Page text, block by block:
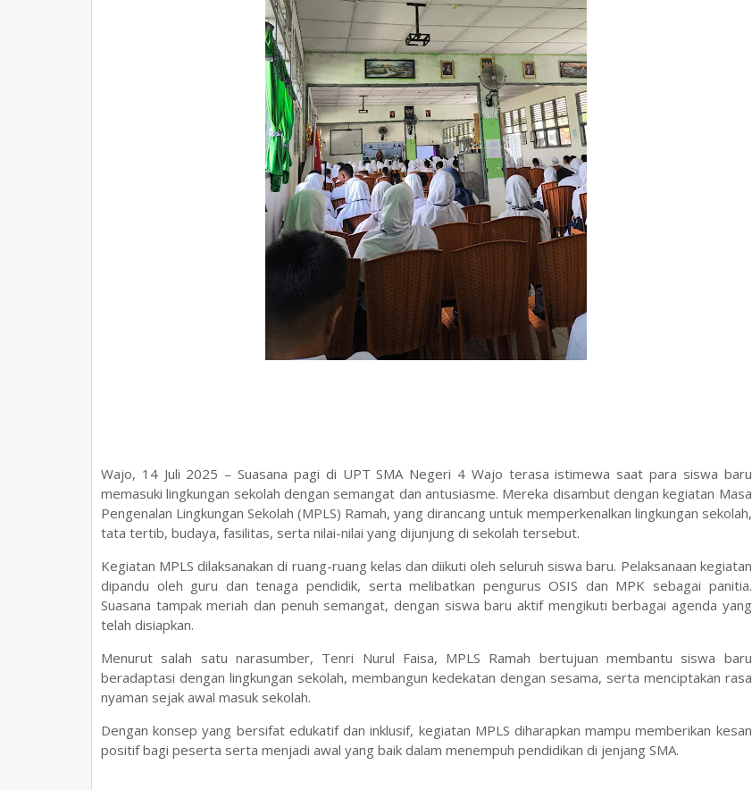
Wajo, 14 Juli 2025 – Suasana pagi di UPT SMA Negeri 4 Wajo terasa istimewa saat para siswa baru
memasuki lingkungan sekolah dengan semangat dan antusiasme. Mereka disambut dengan kegiatan Masa
Pengenalan Lingkungan Sekolah (MPLS) Ramah, yang dirancang untuk memperkenalkan lingkungan sekolah,
tata tertib, budaya, fasilitas, serta nilai-nilai yang dijunjung di sekolah tersebut.
Kegiatan MPLS dilaksanakan di ruang-ruang kelas dan diikuti oleh seluruh siswa baru. Pelaksanaan kegiatan
dipandu oleh guru dan tenaga pendidik, serta melibatkan pengurus OSIS dan MPK sebagai panitia.
Suasana tampak meriah dan penuh semangat, dengan siswa baru aktif mengikuti berbagai agenda yang
telah disiapkan.
Menurut salah satu narasumber, Tenri Nurul Faisa, MPLS Ramah bertujuan membantu siswa baru
beradaptasi dengan lingkungan sekolah, membangun kedekatan dengan sesama, serta menciptakan rasa
nyaman sejak awal masuk sekolah.
Dengan konsep yang bersifat edukatif dan inklusif, kegiatan MPLS diharapkan mampu memberikan kesan
positif bagi peserta serta menjadi awal yang baik dalam menempuh pendidikan di jenjang SMA.